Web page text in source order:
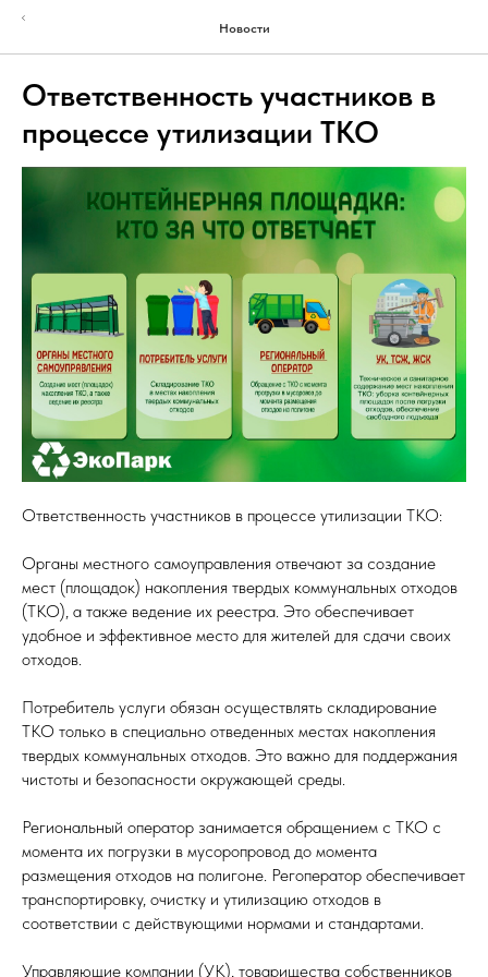
Новости
Ответственность участников в
процессе утилизации ТКО
Ответственность участников в процессе утилизации ТКО:
Органы местного самоуправления отвечают за создание
мест (площадок) накопления твердых коммунальных отходов
(ТКО), а также ведение их реестра. Это обеспечивает
удобное и эффективное место для жителей для сдачи своих
отходов.
Потребитель услуги обязан осуществлять складирование
ТКО только в специально отведенных местах накопления
твердых коммунальных отходов. Это важно для поддержания
чистоты и безопасности окружающей среды.
Региональный оператор занимается обращением с ТКО с
момента их погрузки в мусоропровод до момента
размещения отходов на полигоне. Регоператор обеспечивает
транспортировку, очистку и утилизацию отходов в
соответствии с действующими нормами и стандартами.
Управляющие компании (УК), товарищества собственников